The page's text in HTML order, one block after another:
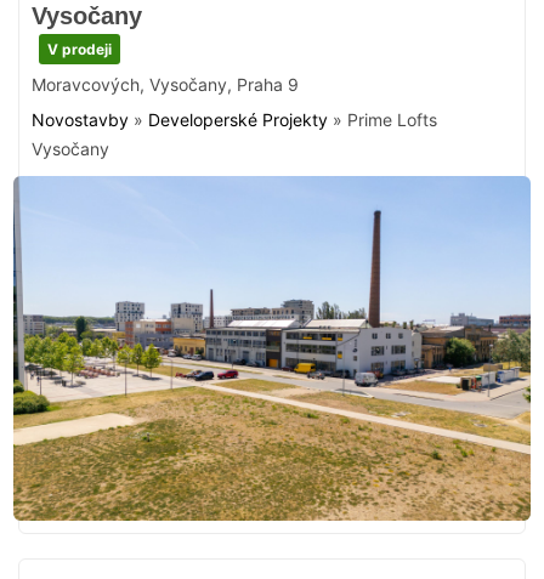
Vysočany
V prodeji
Moravcových, Vysočany, Praha 9
Novostavby » Developerské Projekty » Prime Lofts
Vysočany